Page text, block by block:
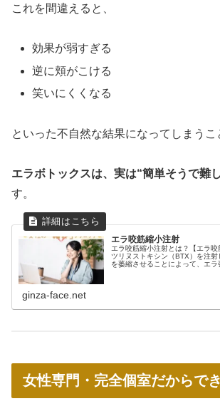
これを間違えると、
効果が弱すぎる
逆に頬がこける
笑いにくくなる
といった不自然な結果になってしまうこ
エラボトックスは、実は“簡単そうで難
す。
エラ咬筋縮小注射
エラ咬筋縮小注射とは？【エラ
ツリヌストキシン（BTX）を注射
を萎縮させることによって、エラ
ginza-face.net
女性専門・完全個室だからで